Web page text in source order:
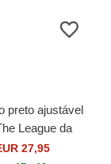
preto ajustável
League da
MLB da New
27,95